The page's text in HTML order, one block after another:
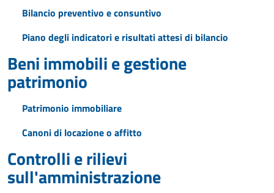
Bilancio preventivo e consuntivo
Piano degli indicatori e risultati attesi di bilancio
Beni immobili e gestione
patrimonio
Patrimonio immobiliare
Canoni di locazione o affitto
Controlli e rilievi
sull'amministrazione